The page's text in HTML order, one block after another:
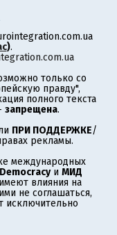
).
только со
правду",
полного текста
запрещена.
ПРИ ПОДДЕРЖКЕ/
рекламы.
международных
и МИД
влияния на
не соглашаться,
исключительно